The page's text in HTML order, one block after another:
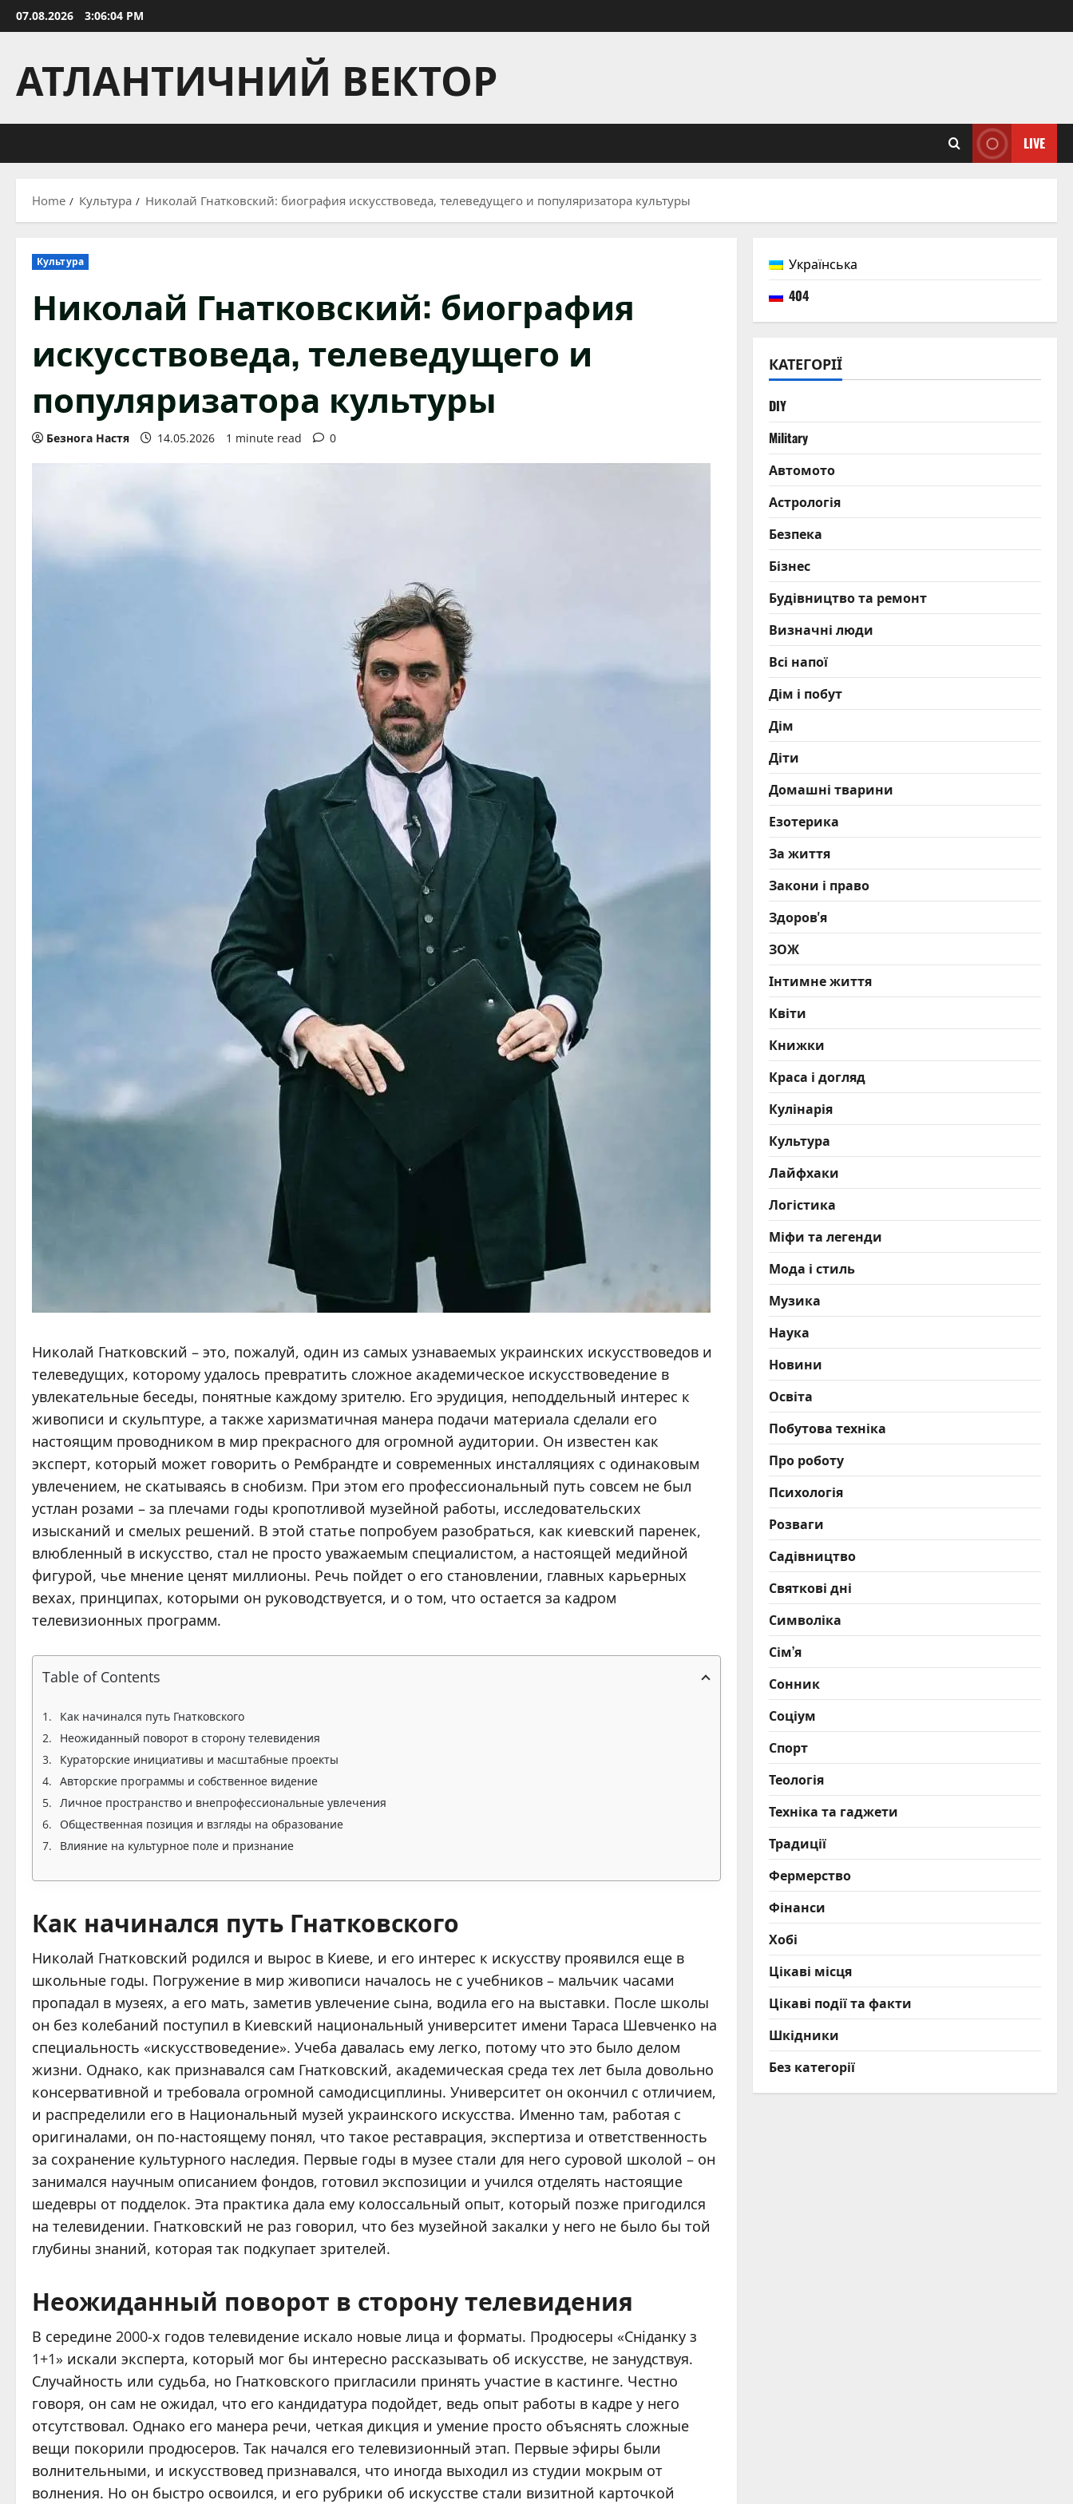
Skip
to
07.08.2026 3:06:05 PM
АТЛАНТИЧНИЙ ВЕКТОР
LIVE
Home Культура Николай Гнатковский: биография искусствоведа, телеведущего и популяризатора культуры
Культура
Николай Гнатковский: биография
искусствоведа, телеведущего и
популяризатора культуры
Безнога Настя 14.05.2026 1 minute read 0
Николай Гнатковский – это, пожалуй, один из самых узнаваемых украинских искусствоведов и
телеведущих, которому удалось превратить сложное академическое искусствоведение в
увлекательные беседы, понятные каждому зрителю. Его эрудиция, неподдельный интерес к
живописи и скульптуре, а также харизматичная манера подачи материала сделали его
настоящим проводником в мир прекрасного для огромной аудитории. Он известен как
эксперт, который может говорить о Рембрандте и современных инсталляциях с одинаковым
увлечением, не скатываясь в снобизм. При этом его профессиональный путь совсем не был
устлан розами – за плечами годы кропотливой музейной работы, исследовательских
изысканий и смелых решений. В этой статье попробуем разобраться, как киевский паренек,
влюбленный в искусство, стал не просто уважаемым специалистом, а настоящей медийной
фигурой, чье мнение ценят миллионы. Речь пойдет о его становлении, главных карьерных
вехах, принципах, которыми он руководствуется, и о том, что остается за кадром
телевизионных программ.
Table of Contents
Как начинался путь Гнатковского
Неожиданный поворот в сторону телевидения
Кураторские инициативы и масштабные проекты
Авторские программы и собственное видение
Личное пространство и внепрофессиональные увлечения
Общественная позиция и взгляды на образование
Влияние на культурное поле и признание
Как начинался путь Гнатковского
Николай Гнатковский родился и вырос в Киеве, и его интерес к искусству проявился еще в
школьные годы. Погружение в мир живописи началось не с учебников – мальчик часами
пропадал в музеях, а его мать, заметив увлечение сына, водила его на выставки. После школы
он без колебаний поступил в Киевский национальный университет имени Тараса Шевченко на
специальность «искусствоведение». Учеба давалась ему легко, потому что это было делом
жизни. Однако, как признавался сам Гнатковский, академическая среда тех лет была довольно
консервативной и требовала огромной самодисциплины. Университет он окончил с отличием,
и распределили его в Национальный музей украинского искусства. Именно там, работая с
оригиналами, он по-настоящему понял, что такое реставрация, экспертиза и ответственность
за сохранение культурного наследия. Первые годы в музее стали для него суровой школой – он
занимался научным описанием фондов, готовил экспозиции и учился отделять настоящие
шедевры от подделок. Эта практика дала ему колоссальный опыт, который позже пригодился
на телевидении. Гнатковский не раз говорил, что без музейной закалки у него не было бы той
глубины знаний, которая так подкупает зрителей.
Неожиданный поворот в сторону телевидения
В середине 2000-х годов телевидение искало новые лица и форматы. Продюсеры «Сніданку з
1+1» искали эксперта, который мог бы интересно рассказывать об искусстве, не занудствуя.
Случайность или судьба, но Гнатковского пригласили принять участие в кастинге. Честно
говоря, он сам не ожидал, что его кандидатура подойдет, ведь опыт работы в кадре у него
отсутствовал. Однако его манера речи, четкая дикция и умение просто объяснять сложные
вещи покорили продюсеров. Так начался его телевизионный этап. Первые эфиры были
волнительными, и искусствовед признавался, что иногда выходил из студии мокрым от
волнения. Но он быстро освоился, и его рубрики об искусстве стали визитной карточкой
Українська
404
КАТЕГОРІЇ
DIY
Military
Автомото
Астрологія
Безпека
Бізнес
Будівництво та ремонт
Визначні люди
Всі напої
Дім і побут
Дім
Діти
Домашні тварини
Езотерика
За життя
Закони і право
Здоров'я
ЗОЖ
Інтимне життя
Квіти
Книжки
Краса і догляд
Кулінарія
Культура
Лайфхаки
Логістика
Міфи та легенди
Мода і стиль
Музика
Наука
Новини
Освіта
Побутова техніка
Про роботу
Психологія
Розваги
Садівництво
Святкові дні
Символіка
Сім’я
Сонник
Соціум
Спорт
Теологія
Техніка та гаджети
Традиції
Фермерство
Фінанси
Хобі
Цікаві місця
Цікаві події та факти
Шкідники
Без категорії